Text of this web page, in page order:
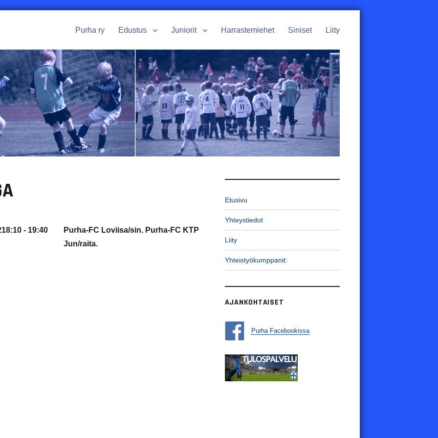
Purha ry Edustus Juniorit Harrastemiehet Siniset Liity
18:10 - 19:40
Purha-FC Loviisa/sin. Purha-FC KTP
Jun/raita.
Etusivu
Yhteystiedot
Liity
Yhteistyökumppanit:
AJANKOHTAISET
Purha Facebookissa